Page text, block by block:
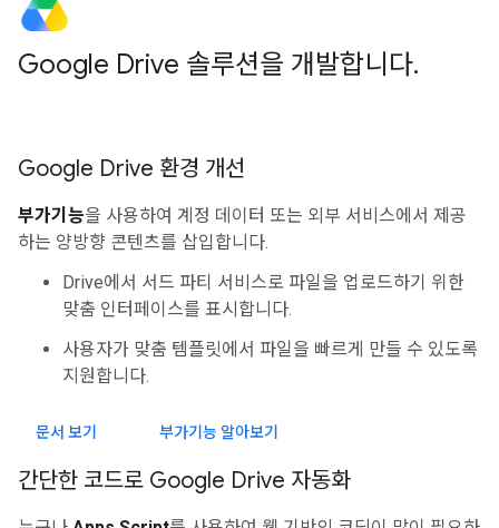
Google Drive 솔루션을 개발합니다.
Google Drive 환경 개선
부가기능을 사용하여 계정 데이터 또는 외부 서비스에서 제공
하는 양방향 콘텐츠를 삽입합니다.
Drive에서 서드 파티 서비스로 파일을 업로드하기 위한
맞춤 인터페이스를 표시합니다.
사용자가 맞춤 템플릿에서 파일을 빠르게 만들 수 있도록
지원합니다.
문서 보기 부가기능 알아보기
간단한 코드로 Google Drive 자동화